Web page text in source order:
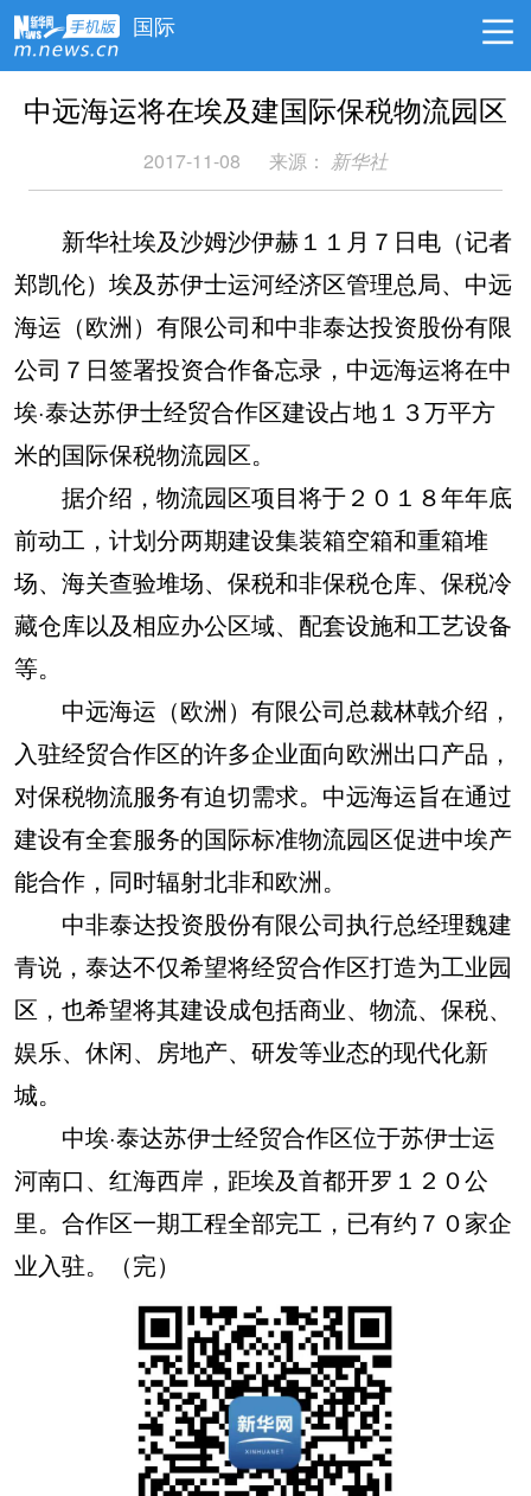
国际
中远海运将在埃及建国际保税物流园区
2017-11-08 来源： 新华社
新华社埃及沙姆沙伊赫１１月７日电（记者
郑凯伦）埃及苏伊士运河经济区管理总局、中远
海运（欧洲）有限公司和中非泰达投资股份有限
公司７日签署投资合作备忘录，中远海运将在中
埃·泰达苏伊士经贸合作区建设占地１３万平方
米的国际保税物流园区。
据介绍，物流园区项目将于２０１８年年底
前动工，计划分两期建设集装箱空箱和重箱堆
场、海关查验堆场、保税和非保税仓库、保税冷
藏仓库以及相应办公区域、配套设施和工艺设备
等。
中远海运（欧洲）有限公司总裁林戟介绍，
入驻经贸合作区的许多企业面向欧洲出口产品，
对保税物流服务有迫切需求。中远海运旨在通过
建设有全套服务的国际标准物流园区促进中埃产
能合作，同时辐射北非和欧洲。
中非泰达投资股份有限公司执行总经理魏建
青说，泰达不仅希望将经贸合作区打造为工业园
区，也希望将其建设成包括商业、物流、保税、
娱乐、休闲、房地产、研发等业态的现代化新
城。
中埃·泰达苏伊士经贸合作区位于苏伊士运
河南口、红海西岸，距埃及首都开罗１２０公
里。合作区一期工程全部完工，已有约７０家企
业入驻。（完）